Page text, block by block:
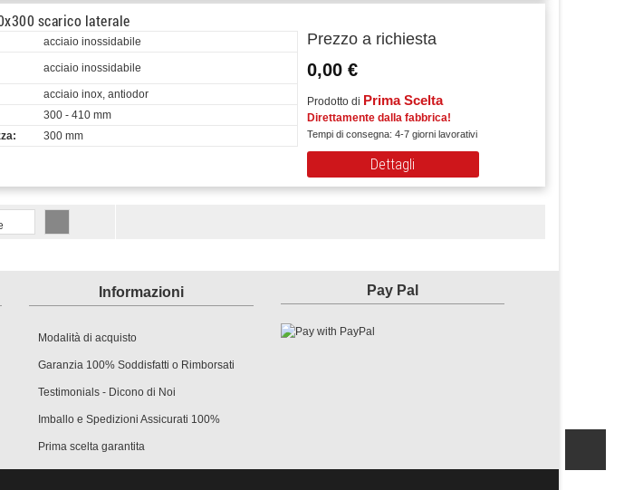
scarico laterale
acciaio inossidabile
acciaio inossidabile
acciaio inox, antiodor
300 - 410 mm
300 mm
Prezzo a richiesta
0,00 €
Prodotto di Prima Scelta
Direttamente dalla fabbrica!
Tempi di consegna: 4-7 giorni lavorativi
Dettagli
Informazioni
Modalità di acquisto
Garanzia 100% Soddisfatti o Rimborsati
Testimonials - Dicono di Noi
Imballo e Spedizioni Assicurati 100%
Prima scelta garantita
Pay Pal